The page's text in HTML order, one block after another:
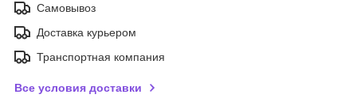
Самовывоз
Доставка курьером
Транспортная компания
Все условия доставки